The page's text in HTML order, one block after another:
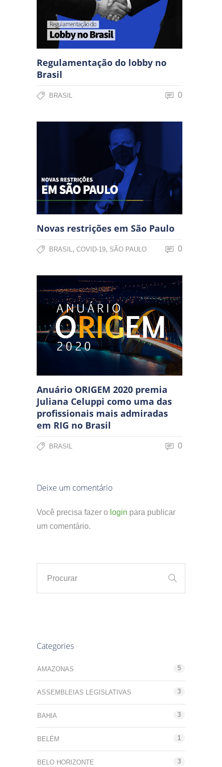
Regulamentação do lobby no
Brasil
BRASIL 0
Novas restrições em São Paulo
BRASIL , COVID-19, SÃO PAULO 0
Anuário ORIGEM 2020 premia
Juliana Celuppi como uma das
profissionais mais admiradas
em RIG no Brasil
BRASIL 0
Deixe um comentário
Você precisa fazer o login para publicar
um comentário.
Categories
AMAZONAS 5
ASSEMBLEIAS LEGISLATIVAS 3
BAHIA 3
BELÉM 1
BELO HORIZONTE 3